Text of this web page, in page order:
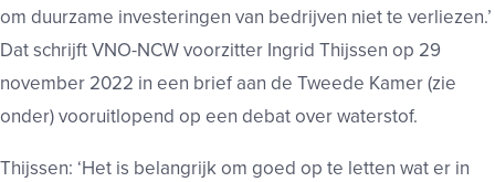
om duurzame investeringen van bedrijven niet te verliezen.’
Dat schrijft VNO-NCW voorzitter Ingrid Thijssen op 29
november 2022 in een brief aan de Tweede Kamer (zie
onder) vooruitlopend op een debat over waterstof.
Thijssen: ‘Het is belangrijk om goed op te letten wat er in